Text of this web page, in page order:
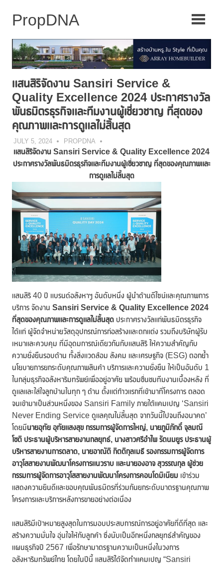
แสนสิริจัดงาน Sansiri Service &
Quality Excellence 2024 ประกาศรางวัล
พันธมิตรธุรกิจและทีมงานผู้เชี่ยวชาญ ที่สุดของ
คุณภาพและการดูแลไม่สิ้นสุด
JULY 5, 2024 PROPDNA
แสนสิริจัดงาน Sansiri Service & Quality Excellence 2024
ประกาศรางวัลพันธมิตรธุรกิจและทีมงานผู้เชี่ยวชาญ ที่สุดของคุณภาพและ
การดูแลไม่สิ้นสุด
แสนสิริ 40 ปี แบรนด์อสังหาฯ อันดับหนึ่ง ผู้นำด้านดีไซน์และคุณภาพการ
บริการ จัดงาน Sansiri Service & Quality Excellence 2024
ที่สุดของคุณภาพและการดูแลไม่สิ้นสุด ประกาศรางวัลแก่พันธมิตรธุรกิจ
ได้แก่ ผู้จัดจำหน่ายวัสดุอุปกรณ์การก่อสร้างและตกแต่ง รวมถึงบริษัทผู้รับ
เหมาและควบคุม ที่มีอุดมการณ์เดียวกันกับแสนสิริ ให้ความสำคัญกับ
ความยั่งยืนรอบด้าน ทั้งสิ่งแวดล้อม สังคม และเศรษฐกิจ (ESG) ตอกย้ำ
นโยบายการยกระดับคุณภาพสินค้า บริการและความยั่งยืน ให้เป็นอันดับ 1
ในกลุ่มธุรกิจอสังหาริมทรัพย์เพื่ออยู่อาศัย พร้อมชื่นชมทีมงานเบื้องหลัง ที่
ดูแลและใส่ใจลูกบ้านในทุก ๆ ด้าน ตั้งแต่ก้าวแรกที่เข้ามาที่โครงการ ตลอด
จนเข้ามาเป็นส่วนหนึ่งของ Sansiri Family ภายใต้แคมเปญ ‘Sansiri
Never Ending Service ดูแลคุณไม่สิ้นสุด จากวันนี้ไปจนถึงอนาคต’
โดยมีนายอุทัย อุทัยแสงสุข กรรมการผู้จัดการใหญ่, นายภูมิภักดิ์ จุลมณี
โชติ ประธานผู้บริหารสายงานกลยุทธ์, นางสาวศรีอำไพ รัตนมยูร ประธานผู้
บริหารสายงานการตลาด, นายอาณัติ กิตติกุลเมธี รองกรรมการผู้จัดการ
อาวุโสสายงานพัฒนาโครงการแนวราบ และนายองอาจ สุวรรณกุล ผู้ช่วย
กรรมการผู้จัดการอาวุโสสายงานพัฒนาโครงการคอนโดมิเนียม เข้าร่วม
แสดงความยินดีและขอบคุณพันธมิตรที่ร่วมกันยกระดับมาตรฐานคุณภาพ
โครงการและบริการหลังการขายอย่างต่อเนื่อง
แสนสิริมีเป้าหมายสูงสุดในการมอบประสบการณ์การอยู่อาศัยที่ดีที่สุด และ
สร้างความมั่นใจ อุ่นใจให้กับลูกค้า ซึ่งนับเป็นอีกหนึ่งกลยุทธ์สำคัญของ
แผนธุรกิจปี 2567 เพื่อรักษามาตรฐานความเป็นหนึ่งในวงการ
อสังหาริมทรัพย์ไทย โดยในปีนี้ แสนสิริได้จัดทำแคมเปญ “Sansiri